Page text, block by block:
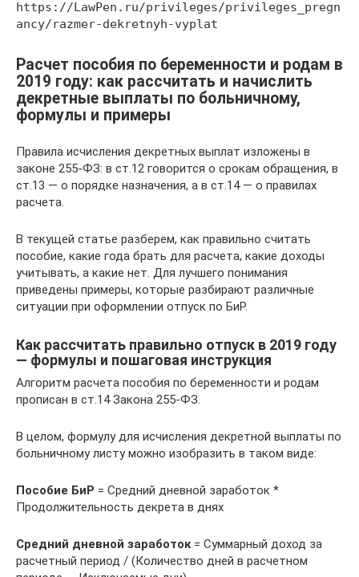
https://LawPen.ru/privileges/privileges_pregn
ancy/razmer-dekretnyh-vyplat
Расчет пособия по беременности и родам в
2019 году: как рассчитать и начислить
декретные выплаты по больничному,
формулы и примеры
Правила исчисления декретных выплат изложены в
законе 255-ФЗ: в ст.12 говорится о срокам обращения, в
ст.13 — о порядке назначения, а в ст.14 — о правилах
расчета.
В текущей статье разберем, как правильно считать
пособие, какие года брать для расчета, какие доходы
учитывать, а какие нет. Для лучшего понимания
приведены примеры, которые разбирают различные
ситуации при оформлении отпуск по БиР.
Как рассчитать правильно отпуск в 2019 году
— формулы и пошаговая инструкция
Алгоритм расчета пособия по беременности и родам
прописан в ст.14 Закона 255-ФЗ.
В целом, формулу для исчисления декретной выплаты по
больничному листу можно изобразить в таком виде:
Пособие БиР = Средний дневной заработок *
Продолжительность декрета в днях
Средний дневной заработок= Суммарный доход за
расчетный период / (Количество дней в расчетном